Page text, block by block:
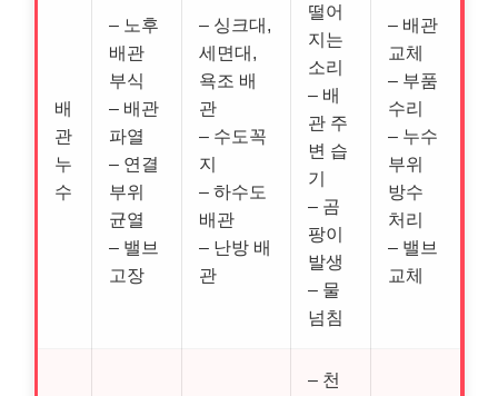
배
관
누
수
– 노후
배관
부식
– 배관
파열
– 연결
부위
균열
– 밸브
고장
– 싱크대,
세면대,
욕조 배
관
– 수도꼭
지
– 하수도
배관
– 난방 배
관
떨어
지는
소리
– 배
관 주
변 습
기
– 곰
팡이
발생
– 물
넘침
– 배관
교체
– 부품
수리
– 누수
부위
방수
처리
– 밸브
교체
– 천